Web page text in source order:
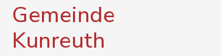
Gemeinde
Kunreuth